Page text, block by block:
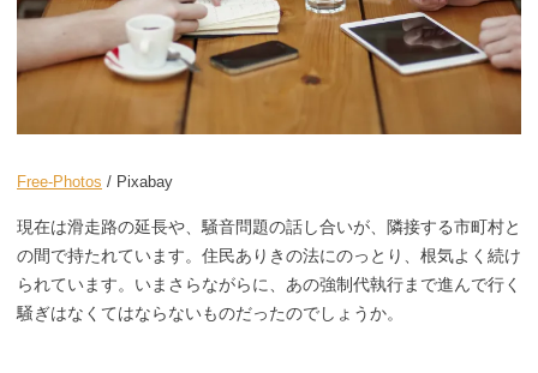
Free-Photos / Pixabay
現在は滑走路の延長や、騒音問題の話し合いが、隣接する市町村と
の間で持たれています。住民ありきの法にのっとり、根気よく続け
られています。いまさらながらに、あの強制代執行まで進んで行く
騒ぎはなくてはならないものだったのでしょうか。